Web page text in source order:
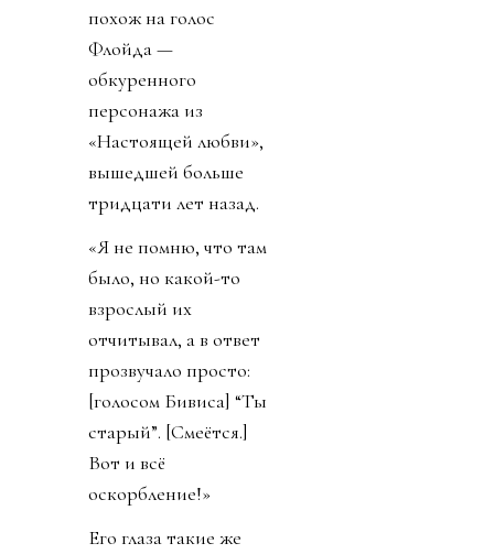
похож на голос
Флойда —
обкуренного
персонажа из
«Настоящей любви»,
вышедшей больше
тридцати лет назад.
«Я не помню, что там
было, но какой-то
взрослый их
отчитывал, а в ответ
прозвучало просто:
[голосом Бивиса] “Ты
старый”. [Смеётся.]
Вот и всё
оскорбление!»
Его глаза такие же